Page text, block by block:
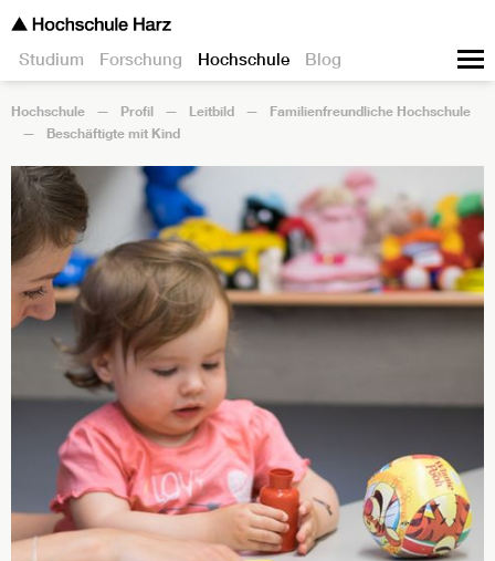
Studium Forschung Hochschule Blog
Hochschule Profil Leitbild
Familienfreundliche Hochschule
Beschäftigte mit Kind